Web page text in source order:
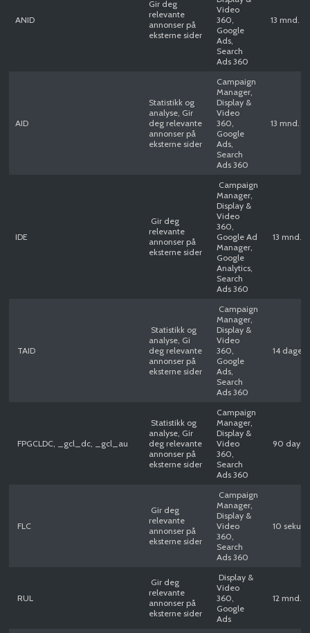
ANID
Gir deg
relevante
annonser på
eksterne sider
Video
360,
Google
Ads,
Search
Ads 360
13 mnd.
AID
Statistikk og
analyse, Gir
deg relevante
annonser på
eksterne sider
Campaign
Manager,
Display &
Video
360,
Google
Ads,
Search
Ads 360
13 mnd.
IDE
Gir deg
relevante
annonser på
eksterne sider
Campaign
Manager,
Display &
Video
360,
Google Ad
Manager,
Google
Analytics,
Search
Ads 360
13 mnd.
TAID
Statistikk og
analyse, Gi
deg relevante
annonser på
eksterne sider
Campaign
Manager,
Display &
Video
360,
Google
Ads,
Search
Ads 360
14 dager
FPGCLDC, _gcl_dc, _gcl_au
Statistikk og
analyse, Gir
deg relevante
annonser på
eksterne sider
Campaign
Manager,
Display &
Video
360,
Search
Ads 360
90 days
FLC
Gir deg
relevante
annonser på
eksterne sider
Campaign
Manager,
Display &
Video
360,
Search
Ads 360
10
RUL
Gir deg
relevante
annonser på
eksterne sider
Display &
Video
360,
Google
Ads
12 mnd.